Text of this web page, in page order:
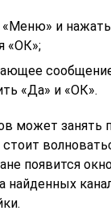
и
«ОК»;
«Да» и «ОК».
может занять
появится
найденных